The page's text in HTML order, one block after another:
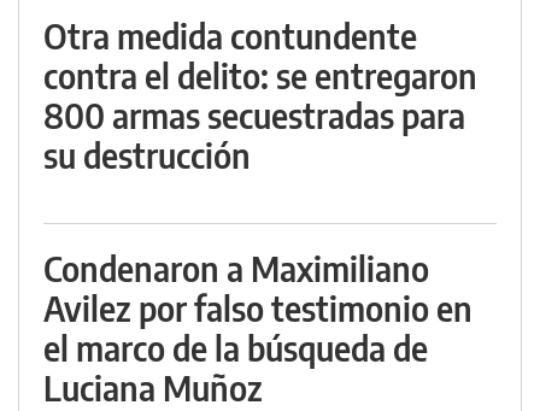
Otra medida contundente
contra el delito: se entregaron
800 armas secuestradas para
su destrucción
Condenaron a Maximiliano
Avilez por falso testimonio en
el marco de la búsqueda de
Luciana Muñoz